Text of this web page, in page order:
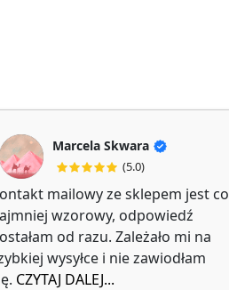
Marcela Skwara
(5.0)
mailowy ze sklepem jest co
wzorowy, odpowiedź
od razu. Zależało mi na
wysyłce i nie zawiodłam
CZYTAJ DALEJ...